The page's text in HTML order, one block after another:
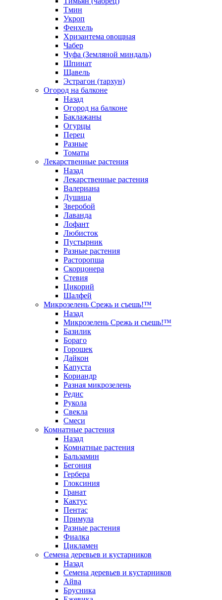
Тмин
Укроп
Фенхель
Хризантема овощная
Чабер
Чуфа (Земляной миндаль)
Шпинат
Щавель
Эстрагон (тархун)
Огород на балконе
Назад
Огород на балконе
Баклажаны
Огурцы
Перец
Разные
Томаты
Лекарственные растения
Назад
Лекарственные растения
Валериана
Душица
Зверобой
Лаванда
Лофант
Любисток
Пустырник
Разные растения
Расторопша
Скорцонера
Стевия
Цикорий
Шалфей
Микрозелень Срежь и съешь!™
Назад
Микрозелень Срежь и съешь!™
Базилик
Бораго
Горошек
Дайкон
Капуста
Кориандр
Разная микрозелень
Редис
Рукола
Свекла
Смеси
Комнатные растения
Назад
Комнатные растения
Бальзамин
Бегония
Гербера
Глоксиния
Гранат
Кактус
Пентас
Примула
Разные растения
Фиалка
Цикламен
Семена деревьев и кустарников
Назад
Семена деревьев и кустарников
Айва
Брусника